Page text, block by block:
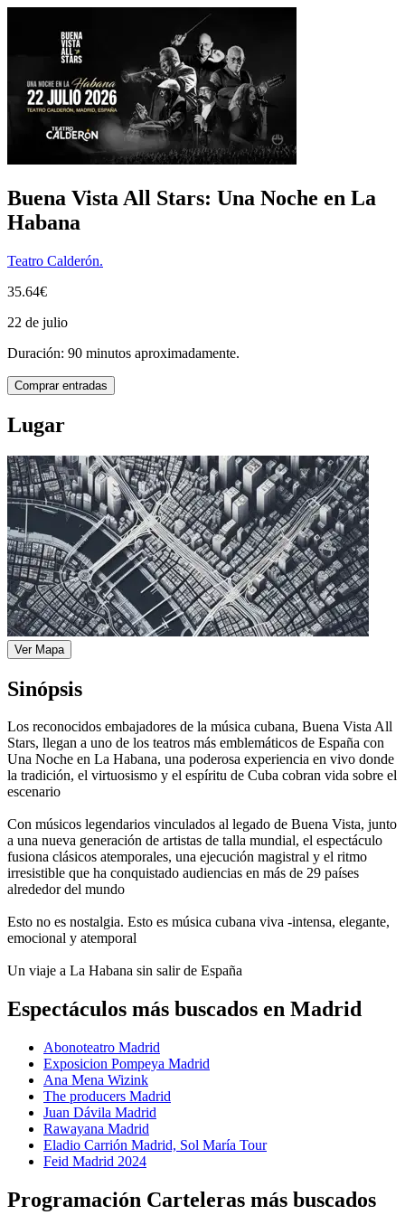
Buena Vista All Stars: Una Noche en La
Habana
Teatro Calderón.
35.64€
22 de julio
Duración: 90 minutos aproximadamente.
Comprar entradas
Lugar
Ver Mapa
Sinópsis
Los reconocidos embajadores de la música cubana, Buena Vista All
Stars, llegan a uno de los teatros más emblemáticos de España con
Una Noche en La Habana, una poderosa experiencia en vivo donde
la tradición, el virtuosismo y el espíritu de Cuba cobran vida sobre el
escenario
Con músicos legendarios vinculados al legado de Buena Vista, junto
a una nueva generación de artistas de talla mundial, el espectáculo
fusiona clásicos atemporales, una ejecución magistral y el ritmo
irresistible que ha conquistado audiencias en más de 29 países
alrededor del mundo
Esto no es nostalgia. Esto es música cubana viva -intensa, elegante,
emocional y atemporal
Un viaje a La Habana sin salir de España
Espectáculos más buscados en Madrid
Abonoteatro Madrid
Exposicion Pompeya Madrid
Ana Mena Wizink
The producers Madrid
Juan Dávila Madrid
Rawayana Madrid
Eladio Carrión Madrid, Sol María Tour
Feid Madrid 2024
Programación Carteleras más buscados